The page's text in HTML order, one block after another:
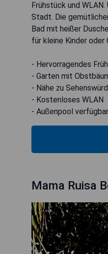
Frühstück und
Stadt. Die
Bad mit heißer
für kleine Kinder
- Hervorragendes
- Garten mit
- Nähe zu
- Kostenloses WLAN
- Außenpool verfügbar
Mama Ruisa